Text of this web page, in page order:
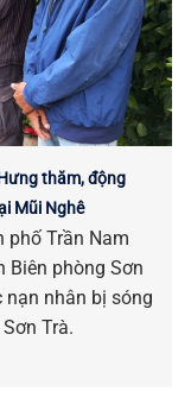
thăm, động
Mũi Nghê
phố Trần Nam
Biên phòng Sơn
nhân bị sóng
Trà.